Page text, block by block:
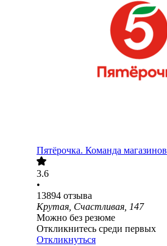
Пятёрочка. Команда магазинов
3.6
•
13894 отзыва
Крутая, Счастливая, 147
Можно без резюме
Откликнитесь среди первых
Откликнуться